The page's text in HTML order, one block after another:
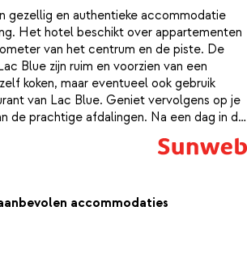
gezellig en authentieke accommodatie
Het hotel beschikt over appartementen
van het centrum en de piste. De
Blue zijn ruim en voorzien van een
koken, maar eventueel ook gebruik
van Lac Blue. Geniet vervolgens op je
de prachtige afdalingen. Na een dag in de
.
accommodaties